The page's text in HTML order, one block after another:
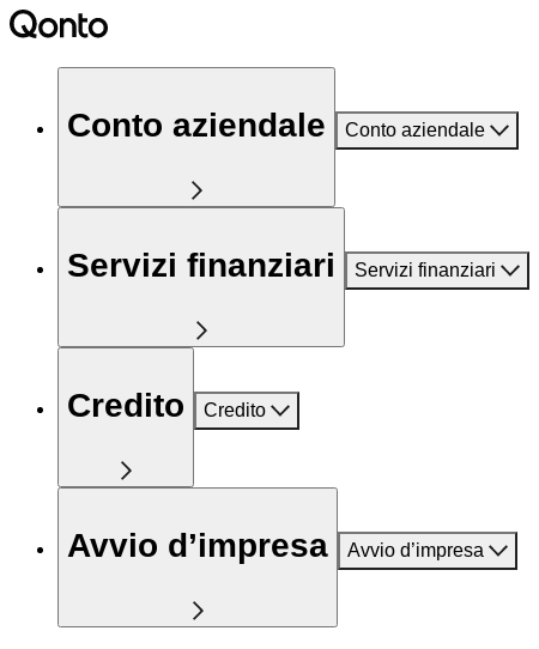
Conto aziendale Conto aziendale
Servizi finanziari Servizi finanziari
Credito Credito
Avvio d’impresa Avvio d’impresa